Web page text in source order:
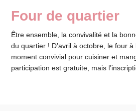
Four de quartier
Être ensemble, la convivalité et la
du quartier ! D’avril à octobre, le four à
moment convivial pour cuisiner et
participation est gratuite, mais